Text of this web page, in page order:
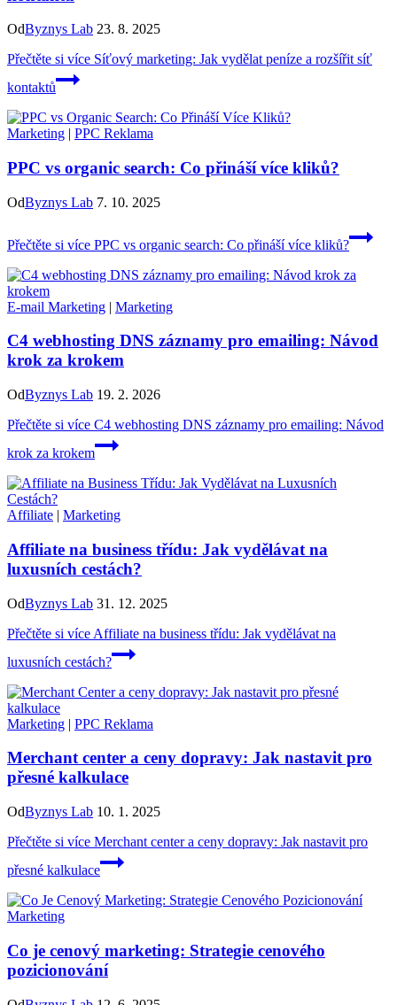
OdByznys Lab 23. 8. 2025
Přečtěte si více Síťový marketing: Jak vydělat peníze a rozšířit síť
kontaktů
Marketing | PPC Reklama
PPC vs organic search: Co přináší více kliků?
OdByznys Lab 7. 10. 2025
Přečtěte si více PPC vs organic search: Co přináší více kliků?
E-mail Marketing | Marketing
C4 webhosting DNS záznamy pro emailing: Návod
krok za krokem
OdByznys Lab 19. 2. 2026
Přečtěte si více C4 webhosting DNS záznamy pro emailing: Návod
krok za krokem
Affiliate | Marketing
Affiliate na business třídu: Jak vydělávat na
luxusních cestách?
OdByznys Lab 31. 12. 2025
Přečtěte si více Affiliate na business třídu: Jak vydělávat na
luxusních cestách?
Marketing | PPC Reklama
Merchant center a ceny dopravy: Jak nastavit pro
přesné kalkulace
OdByznys Lab 10. 1. 2025
Přečtěte si více Merchant center a ceny dopravy: Jak nastavit pro
přesné kalkulace
Marketing
Co je cenový marketing: Strategie cenového
pozicionování